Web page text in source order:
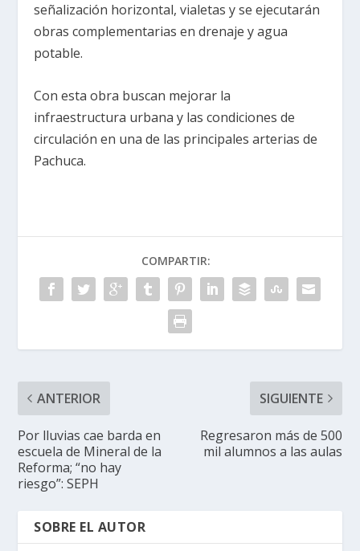
señalización horizontal, vialetas y se ejecutarán
obras complementarias en drenaje y agua
potable.
Con esta obra buscan mejorar la
infraestructura urbana y las condiciones de
circulación en una de las principales arterias de
Pachuca.
COMPARTIR:
ANTERIOR
Por lluvias cae barda en
escuela de Mineral de la
Reforma; “no hay
riesgo”: SEPH
SIGUIENTE
Regresaron más de 500
mil alumnos a las aulas
SOBRE EL AUTOR